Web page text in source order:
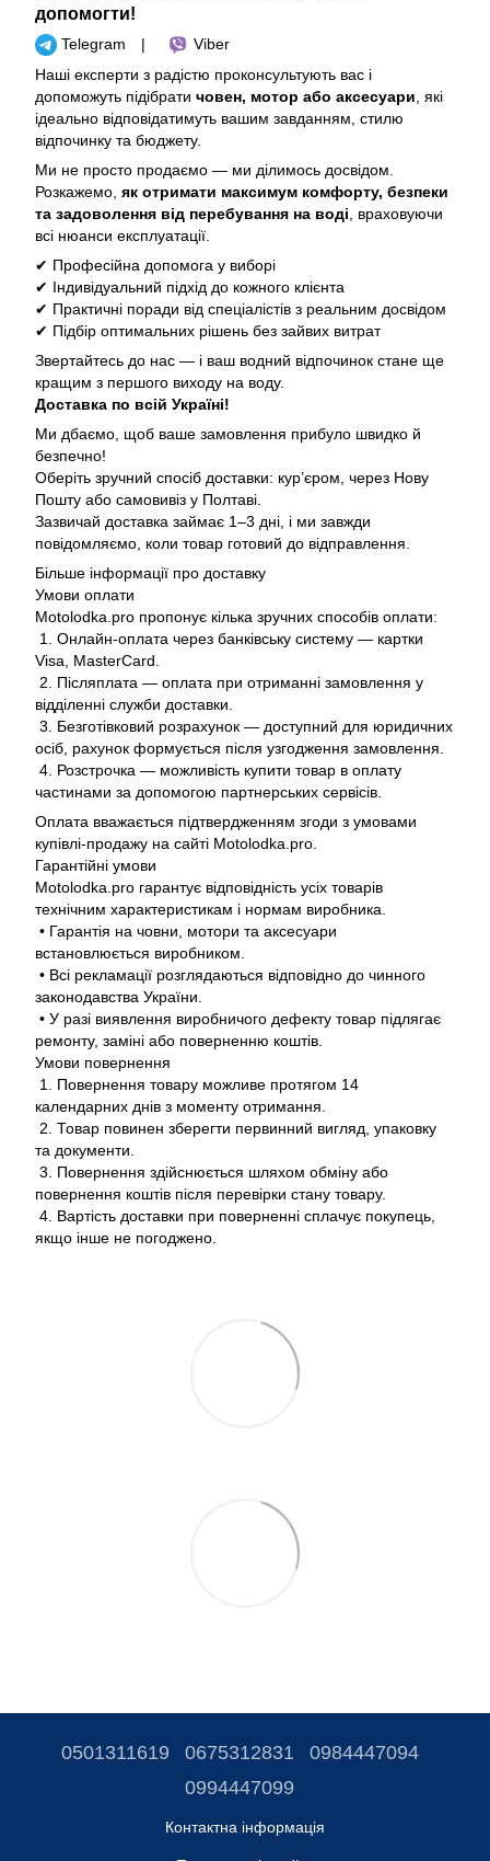
допомогти!
Telegram |
Viber
Наші експерти з радістю проконсультують вас і
допоможуть підібрати човен, мотор або аксесуари , які
ідеально відповідатимуть вашим завданням, стилю
відпочинку та бюджету.
Ми не просто продаємо — ми ділимось досвідом.
Розкажемо, як отримати максимум комфорту, безпеки
та задоволення від перебування на воді , враховуючи
всі нюанси експлуатації.
✔ Професійна допомога у виборі
✔ Індивідуальний підхід до кожного клієнта
✔ Практичні поради від спеціалістів з реальним досвідом
✔ Підбір оптимальних рішень без зайвих витрат
Звертайтесь до нас — і ваш водний відпочинок стане ще
кращим з першого виходу на воду.
Доставка по всій Україні!
Ми дбаємо, щоб ваше замовлення прибуло швидко й
безпечно!
Оберіть зручний спосіб доставки: кур’єром, через Нову
Пошту або самовивіз у Полтаві.
Зазвичай доставка займає 1–3 дні, і ми завжди
повідомляємо, коли товар готовий до відправлення.
Більше інформації про доставку
Умови оплати
Motolodka.pro пропонує кілька зручних способів оплати:
1. Онлайн-оплата через банківську систему — картки
Visa, MasterCard.
2. Післяплата — оплата при отриманні замовлення у
відділенні служби доставки.
3. Безготівковий розрахунок — доступний для юридичних
осіб, рахунок формується після узгодження замовлення.
4. Розстрочка — можливість купити товар в оплату
частинами за допомогою партнерських сервісів.
Оплата вважається підтвердженням згоди з умовами
купівлі-продажу на сайті Motolodka.pro.
Гарантійні умови
Motolodka.pro гарантує відповідність усіх товарів
технічним характеристикам і нормам виробника.
• Гарантія на човни, мотори та аксесуари
встановлюється виробником.
• Всі рекламації розглядаються відповідно до чинного
законодавства України.
• У разі виявлення виробничого дефекту товар підлягає
ремонту, заміні або поверненню коштів.
Умови повернення
1. Повернення товару можливе протягом 14
календарних днів з моменту отримання.
2. Товар повинен зберегти первинний вигляд, упаковку
та документи.
3. Повернення здійснюється шляхом обміну або
повернення коштів після перевірки стану товару.
4. Вартість доставки при поверненні сплачує покупець,
якщо інше не погоджено.
0501311619 0675312831
0984447094
0994447099
Контактна інформація